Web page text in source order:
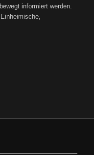
informiert werden.